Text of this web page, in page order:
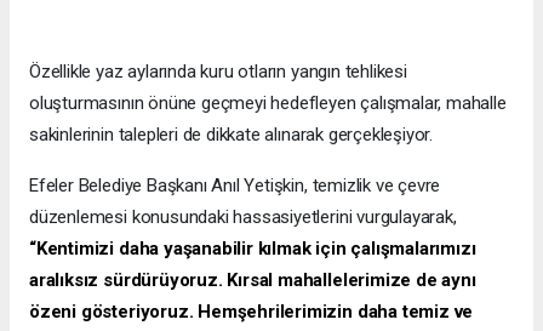
Özellikle yaz aylarında kuru otların yangın tehlikesi
oluşturmasının önüne geçmeyi hedefleyen çalışmalar, mahalle
sakinlerinin talepleri de dikkate alınarak gerçekleşiyor.
Efeler Belediye Başkanı Anıl Yetişkin, temizlik ve çevre
düzenlemesi konusundaki hassasiyetlerini vurgulayarak,
“Kentimizi daha yaşanabilir kılmak için çalışmalarımızı
aralıksız sürdürüyoruz. Kırsal mahallelerimize de aynı
özeni gösteriyoruz. Hemşehrilerimizin daha temiz ve